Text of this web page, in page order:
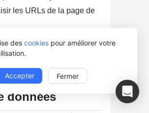
des cookies pour améliorer votre
Accepter Fermer
les URLs de la page de
sur Exécuter
et puis
mode d'exécution préféré
données